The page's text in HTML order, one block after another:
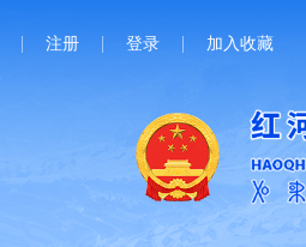
注册 登录 加入收藏